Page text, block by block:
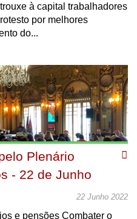
à capital trabalhadores
por melhores
do...
Plenário
- 22 de Junho
22 Junho 2022
e pensões Combater o